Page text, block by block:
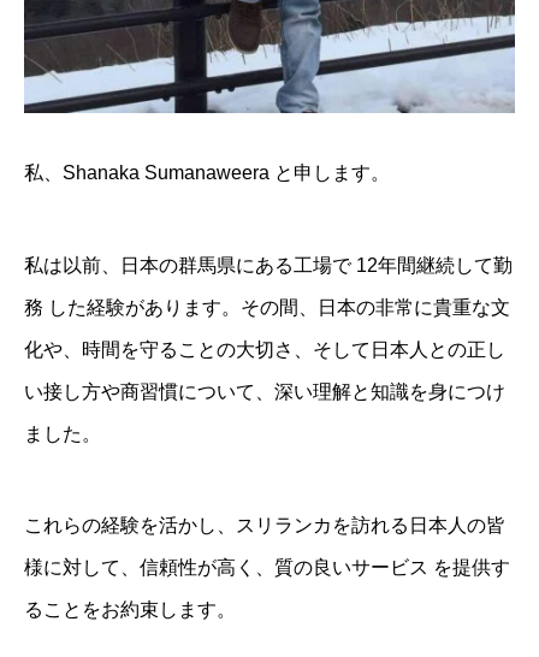
私、Shanaka Sumanaweera と申します。
私は以前、日本の群馬県にある工場で 12年間継続して勤
務 した経験があります。その間、日本の非常に貴重な文
化や、時間を守ることの大切さ、そして日本人との正し
い接し方や商習慣について、深い理解と知識を身につけ
ました。
これらの経験を活かし、スリランカを訪れる日本人の皆
様に対して、信頼性が高く、質の良いサービス を提供す
ることをお約束します。